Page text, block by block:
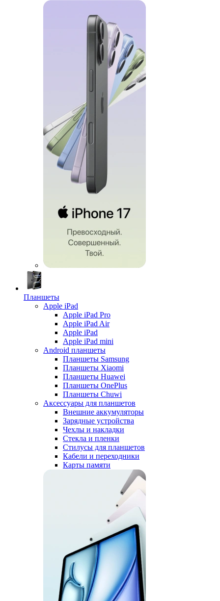
Планшеты
Apple iPad
Apple iPad Pro
Apple iPad Air
Apple iPad
Apple iPad mini
Android планшеты
Планшеты Samsung
Планшеты Xiaomi
Планшеты Huawei
Планшеты OnePlus
Планшеты Chuwi
Аксессуары для планшетов
Внешние аккумуляторы
Зарядные устройства
Чехлы и накладки
Стекла и пленки
Стилусы для планшетов
Кабели и переходники
Карты памяти